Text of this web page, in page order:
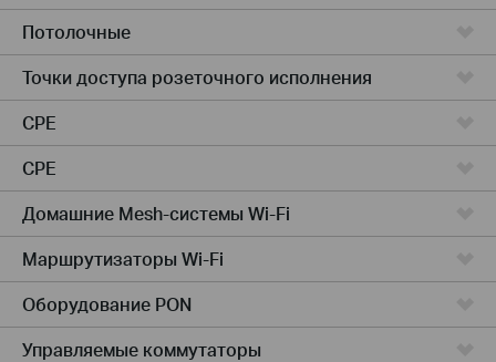
Потолочные
Точки доступа розеточного исполнения
CPE
CPE
Домашние Mesh-системы Wi-Fi
Маршрутизаторы Wi-Fi
Оборудование PON
Управляемые коммутаторы